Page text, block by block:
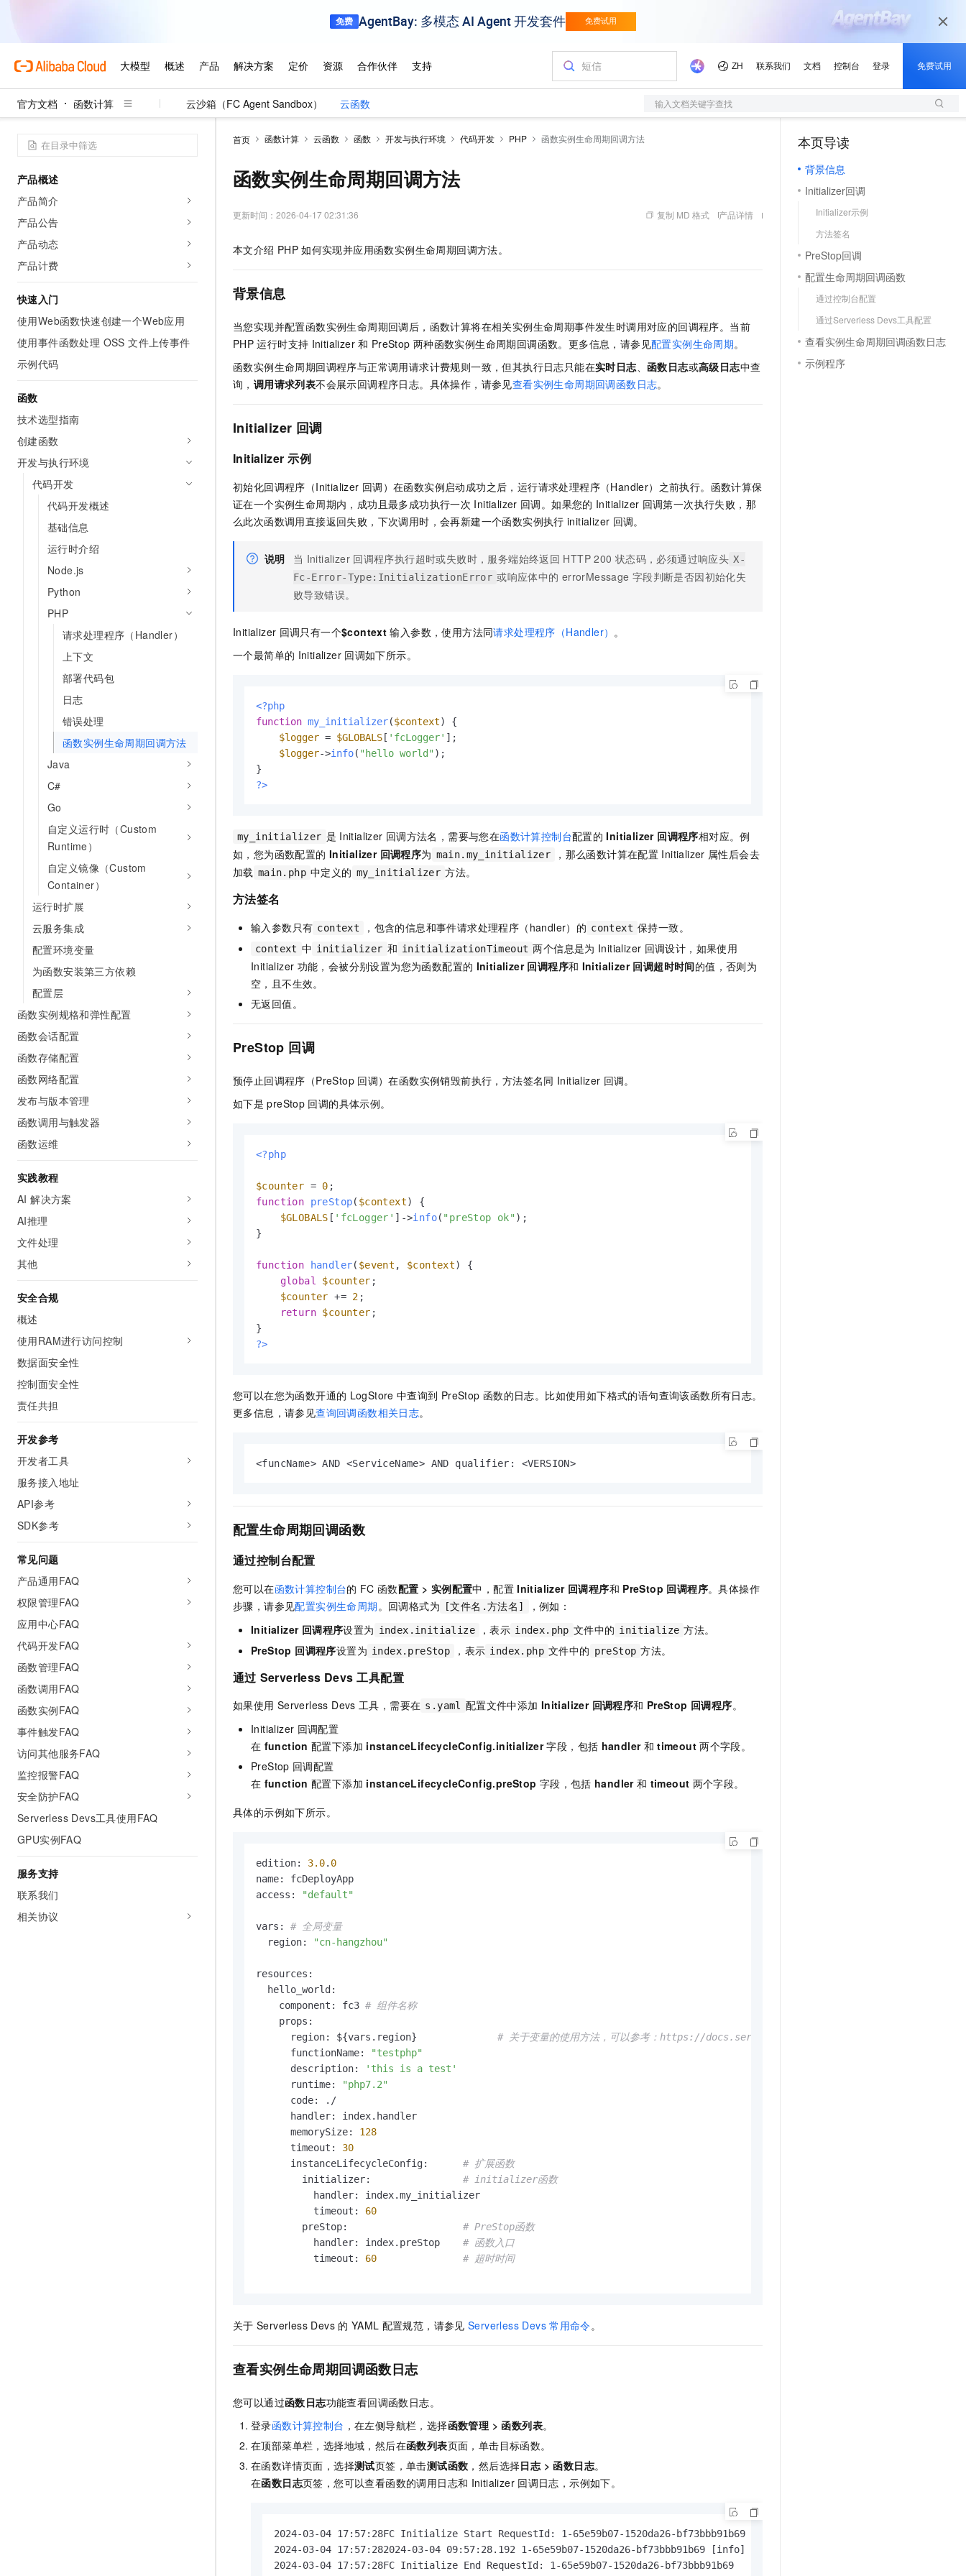
官方文档 函数计算 云沙箱（FC Agent Sandbox） 云函数 输入文档关键字查找
产品概述
产品简介
产品公告
产品动态
产品计费
快速入门
使用Web函数快速创建一个Web应用
使用事件函数处理 OSS 文件上传事件
示例代码
函数
技术选型指南
创建函数
开发与执行环境
代码开发
代码开发概述
基础信息
运行时介绍
Node.js
Python
PHP
请求处理程序（Handler）
上下文
部署代码包
日志
错误处理
函数实例生命周期回调方法
Java
C#
Go
自定义运行时（Custom
Runtime）
自定义镜像（Custom
Container）
运行时扩展
云服务集成
配置环境变量
为函数安装第三方依赖
配置层
函数实例规格和弹性配置
函数会话配置
函数存储配置
函数网络配置
发布与版本管理
函数调用与触发器
函数运维
实践教程
AI 解决方案
AI推理
文件处理
其他
安全合规
概述
使用RAM进行访问控制
数据面安全性
控制面安全性
责任共担
开发参考
开发者工具
服务接入地址
API参考
SDK参考
常见问题
产品通用FAQ
权限管理FAQ
应用中心FAQ
代码开发FAQ
函数管理FAQ
函数调用FAQ
函数实例FAQ
事件触发FAQ
访问其他服务FAQ
监控报警FAQ
安全防护FAQ
Serverless Devs工具使用FAQ
GPU实例FAQ
服务支持
联系我们
相关协议
首页 函数计算 云函数 函数 开发与执行环境 代码开发 PHP 函数实例生命周期回调方法
函数实例生命周期回调方法
更新时间： 2026-04-17 02:31:36 复制 MD 格式 产品详情
本文介绍 PHP 如何实现并应用函数实例生命周期回调方法。
背景信息
当您实现并配置函数实例生命周期回调后， 函数计算将在相关实例生命周期事件发生时调用对应的回调程序。当前
PHP 运行时支持 Initializer 和 PreStop 两种函数实例生命周期回调函数。更多信息，请参见配置实例生命周期。
函数实例生命周期回调程序与正常调用请求计费规则一致，但其执行日志只能在实时日志、函数日志或高级日志中查
询， 调用请求列表不会展示回调程序日志。具体操作，请参见查看实例生命周期回调函数日志。
Initializer 回调
Initializer 示例
初始化回调程序（Initializer 回调）在函数实例启动成功之后，运行请求处理程序（Handler）之前执行。 函数计算保
证在一个实例生命周期内，成功且最多成功执行一次 Initializer 回调。如果您的 Initializer 回调第一次执行失败，那
么此次函数调用直接返回失败，下次调用时，会再新建一个函数实例执行 initializer 回调。
说明 当 Initializer 回调程序执行超时或失败时，服务端始终返回 HTTP 200 状态码，必须通过响应头 X-
Fc-Error-Type:InitializationError 或响应体中的 errorMessage 字段判断是否因初始化失
败导致错误。
Initializer 回调只有一个$context 输入参数，使用方法同请求处理程序（Handler） 。
一个最简单的 Initializer 回调如下所示。
<?php
function my_initializer($context) {
$logger = $GLOBALS [ 'fcLogger' ];
$logger->info( "hello world" );
?>
my_initializer 是 Initializer 回调方法名，需要与您在函数计算控制台配置的 Initializer 回调程序相对应。例
如，您为函数配置的 Initializer 回调程序为 main.my_initializer ，那么函数计算在配置 Initializer 属性后会去
加载 main.php 中定义的 my_initializer 方法。
方法签名
输入参数只有 context ，包含的信息和事件请求处理程序（handler）的 context 保持一致。
context 中 initializer 和 initializationTimeout 两个信息是为 Initializer 回调设计，如果使用
Initializer 功能，会被分别设置为您为函数配置的 Initializer 回调程序和 Initializer 回调超时时间的值，否则为
空，且不生效。
无返回值。
PreStop 回调
预停止回调程序（PreStop 回调）在函数实例销毁前执行，方法签名同 Initializer 回调。
如下是 preStop 回调的具体示例。
<?php
$counter = 0
function
preStop( $context) {
$GLOBALS [ 'fcLogger' ]->info( "preStop ok" );
}
function handler( $event , $context) {
global
$counter ;
$counter += 2 ;
return $counter ;
?>
您可以在您为函数开通的 LogStore 中查询到 PreStop 函数的日志。比如使用如下格式的语句查询该函数所有日志。
更多信息，请参见查询回调函数相关日志。
<funcName> AND <ServiceName> AND qualifier: <VERSION>
配置生命周期回调函数
通过控制台配置
您可以在函数计算控制台的 FC 函数配置 > 实例配置中，配置 Initializer 回调程序和 PreStop 回调程序。具体操作
步骤，请参见配置实例生命周期 。回调格式为 [文件名.方法名]
，例如：
Initializer 回调程序设置为 index.initialize ，表示 index.php 文件中的 initialize 方法。
PreStop 回调程序设置为 index.preStop ，表示 index.php 文件中的 preStop 方法。
通过 Serverless Devs 工具配置
如果使用 Serverless Devs 工具，需要在 s.yaml 配置文件中添加 Initializer 回调程序和 PreStop 回调程序。
Initializer 回调配置
在 function 配置下添加 instanceLifecycleConfig.initializer 字段，包括 handler 和 timeout 两个字段。
PreStop 回调配置
在 function 配置下添加 instanceLifecycleConfig.preStop 字段，包括 handler 和 timeout 两个字段。
具体的示例如下所示。
edition: 3.0. 0
name: fcDeployApp
access:
"default"
vars: # 全局变量
  region:
"cn-hangzhou"
resources:
  hello_world:
    component: fc3
# 组件名称
    props:
      region: ${vars.region}
# 关于变量的使用方法，可以参考：https://docs.serverless-devs.com/serverless-devs/
      functionName:
"testphp"
      description:
'this is a test'
      runtime:
"php7.2"
      code: ./
      handler: index.handler
      memorySize:
128
      timeout:
30
      instanceLifecycleConfig:
# 扩展函数
        initializer:
# initializer函数
          handler: index.my_initializer
          timeout:
60
        preStop:
# PreStop函数
          handler: index.preStop
# 函数入口
          timeout:
60 # 超时时间
关于 Serverless Devs 的 YAML 配置规范，请参见 Serverless Devs 常用命令。
查看实例生命周期回调函数日志
您可以通过函数日志功能查看回调函数日志。
登录函数计算控制台 ，在左侧导航栏，选择函数管理 >函数列表。
在顶部菜单栏，选择地域，然后在函数列表页面，单击目标函数。
在函数详情页面，选择测试页签，单击测试函数 ，然后选择日志>函数日志。
在函数日志页签，您可以查看函数的调用日志和 Initializer 回调日志，示例如下。
2024-03-04 17:57:28FC Initialize Start RequestId: 1-65e59b07-1520da26-bf73bbb91b69
2024-03-04 17:57:282024-03-04 09:57:28.192 1-65e59b07-1520da26-bf73bbb91b69 [info] initializer
2024-03-04 17:57:28FC Initialize End RequestId: 1-65e59b07-1520da26-bf73bbb91b69
本页导读
背景信息
Initializer回调
Initializer示例
方法签名
PreStop回调
配置生命周期回调函数
通过控制台配置
通过Serverless Devs工具配置
查看实例生命周期回调函数日志
示例程序